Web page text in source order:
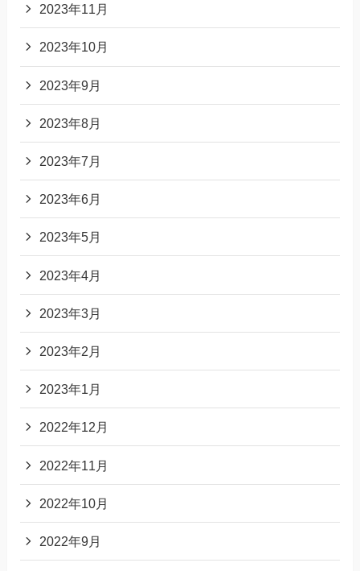
2023年11月
2023年10月
2023年9月
2023年8月
2023年7月
2023年6月
2023年5月
2023年4月
2023年3月
2023年2月
2023年1月
2022年12月
2022年11月
2022年10月
2022年9月